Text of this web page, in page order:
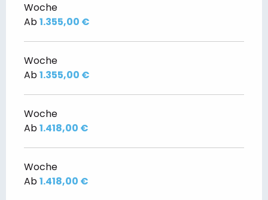
Woche
Ab1.355,00 €
Woche
Ab1.355,00 €
Woche
Ab1.418,00 €
Woche
Ab1.418,00 €